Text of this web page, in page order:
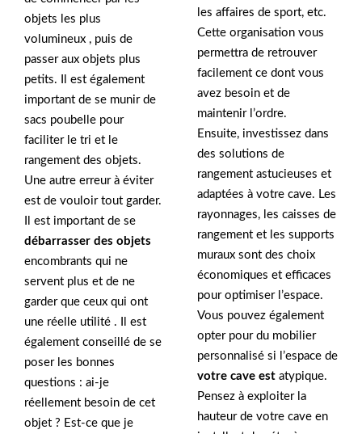
objets les plus
volumineux , puis de
passer aux objets plus
petits. Il est également
important de se munir de
sacs poubelle pour
faciliter le tri et le
rangement des objets.
Une autre erreur à éviter
est de vouloir tout garder.
Il est important de se
débarrasser des objets
encombrants qui ne
servent plus et de ne
garder que ceux qui ont
une réelle utilité . Il est
également conseillé de se
poser les bonnes
questions : ai-je
réellement besoin de cet
objet ? Est-ce que je
les affaires de sport, etc.
Cette organisation vous
permettra de retrouver
facilement ce dont vous
avez besoin et de
maintenir l’ordre.
Ensuite, investissez dans
des solutions de
rangement astucieuses et
adaptées à votre cave. Les
rayonnages, les caisses de
rangement et les supports
muraux sont des choix
économiques et efficaces
pour optimiser l’espace.
Vous pouvez également
opter pour du mobilier
personnalisé si l’espace de
votre cave est atypique.
Pensez à exploiter la
hauteur de votre cave en